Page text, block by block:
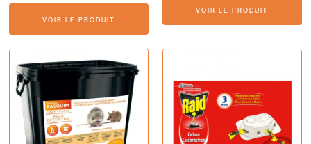
VOIR LE PRODUIT
VOIR LE PRODUIT